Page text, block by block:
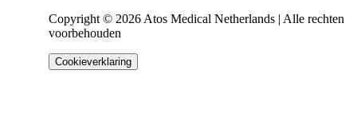
Copyright © 2026 Atos Medical Netherlands | Alle rechten
voorbehouden
Cookieverklaring